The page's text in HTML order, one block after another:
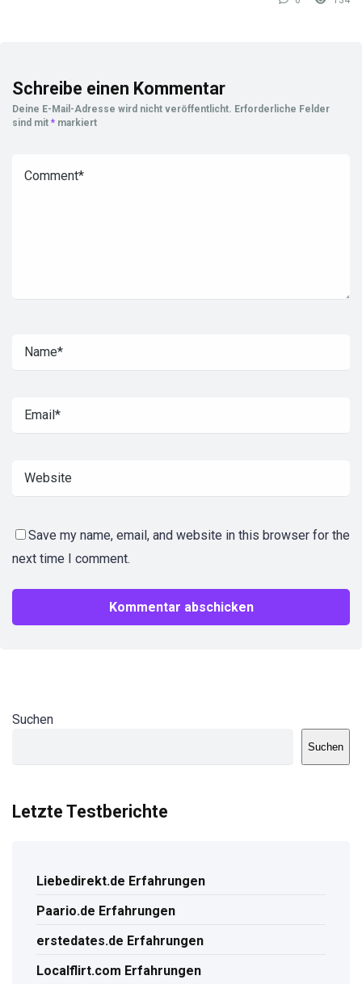
Schreibe einen Kommentar
Deine E-Mail-Adresse wird nicht veröffentlicht. Erforderliche Felder
sind mit * markiert
Save my name, email, and website in this browser for the
next time I comment.
Suchen
Suchen
Letzte Testberichte
Liebedirekt.de Erfahrungen
Paario.de Erfahrungen
erstedates.de Erfahrungen
Localflirt.com Erfahrungen